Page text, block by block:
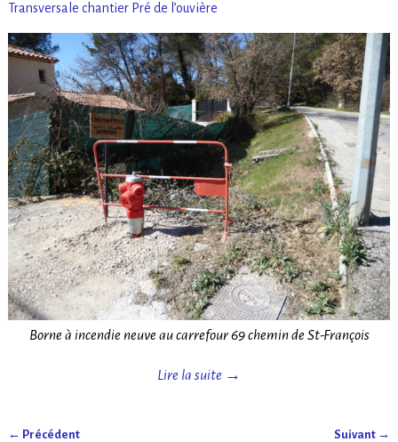
Transversale chantier Pré de l’ouvière
Borne à incendie neuve au carrefour 69 chemin de St-François
Lire la suite →
← Précédent Suivant →